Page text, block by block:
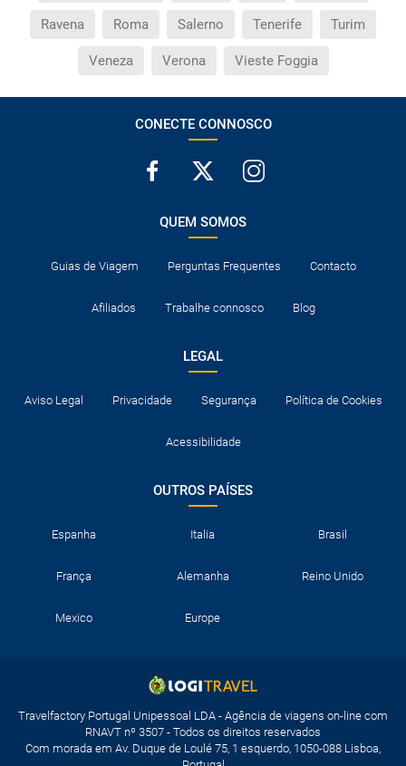
Ravena Roma Salerno Tenerife Turim
Veneza Verona Vieste Foggia
CONECTE CONNOSCO
QUEM SOMOS
Guias de Viagem Perguntas Frequentes Contacto
Afiliados Trabalhe connosco Blog
LEGAL
Aviso Legal Privacidade Segurança Política de Cookies
Acessibilidade
OUTROS PAÍSES
Espanha Italia Brasil
França Alemanha Reino Unido
Mexico Europe
Travelfactory Portugal Unipessoal LDA - Agência de viagens on-line com
RNAVT nº 3507 - Todos os direitos reservados
Com morada em Av. Duque de Loulé 75, 1 esquerdo, 1050-088 Lisboa,